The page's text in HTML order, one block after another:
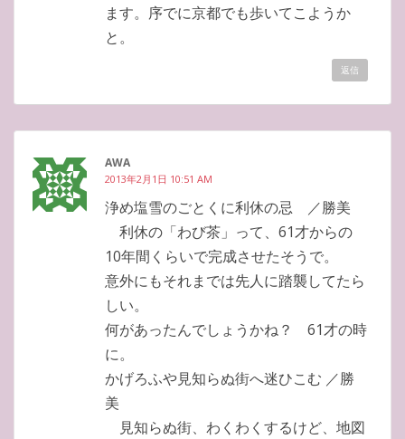
ます。序でに京都でも歩いてこようか
と。
返信
AWA
2013年2月1日 10:51 AM
浄め塩雪のごとくに利休の忌 ／勝美
利休の「わび茶」って、61才からの
10年間くらいで完成させたそうで。
意外にもそれまでは先人に踏襲してたら
しい。
何があったんでしょうかね？ 61才の時
に。
かげろふや見知らぬ街へ迷ひこむ ／勝
美
見知らぬ街、わくわくするけど、地図